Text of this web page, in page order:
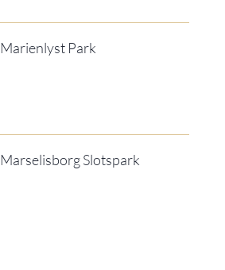
Marienlyst Park
Marselisborg Slotspark